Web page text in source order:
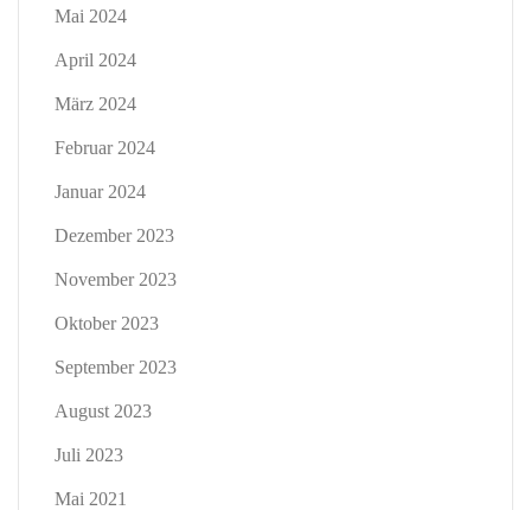
Mai 2024
April 2024
März 2024
Februar 2024
Januar 2024
Dezember 2023
November 2023
Oktober 2023
September 2023
August 2023
Juli 2023
Mai 2021